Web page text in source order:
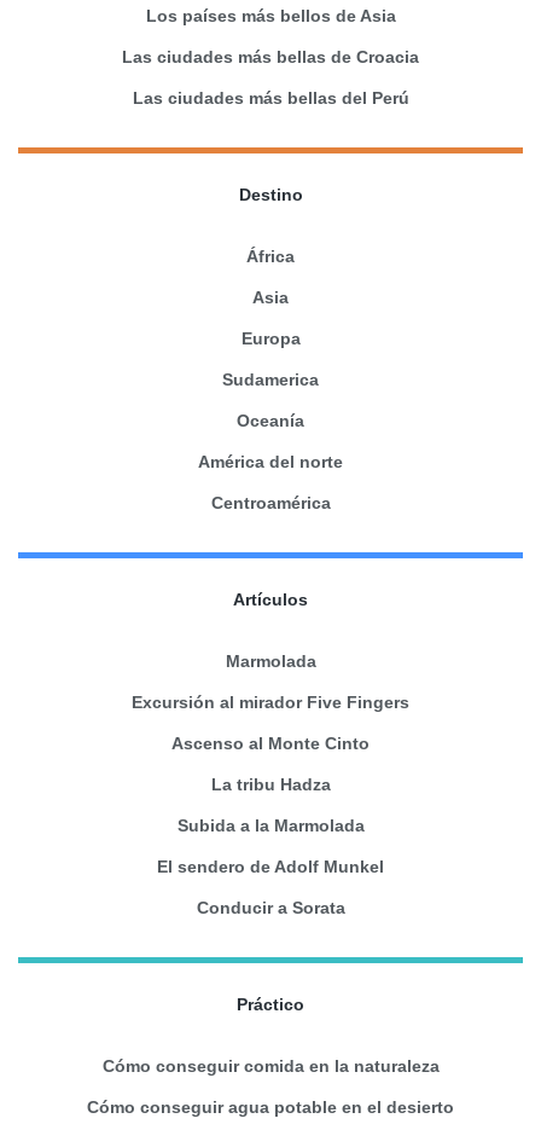
Los países más bellos de Asia
Las ciudades más bellas de Croacia
Las ciudades más bellas del Perú
Destino
África
Asia
Europa
Sudamerica
Oceanía
América del norte
Centroamérica
Artículos
Marmolada
Excursión al mirador Five Fingers
Ascenso al Monte Cinto
La tribu Hadza
Subida a la Marmolada
El sendero de Adolf Munkel
Conducir a Sorata
Práctico
Cómo conseguir comida en la naturaleza
Cómo conseguir agua potable en el desierto